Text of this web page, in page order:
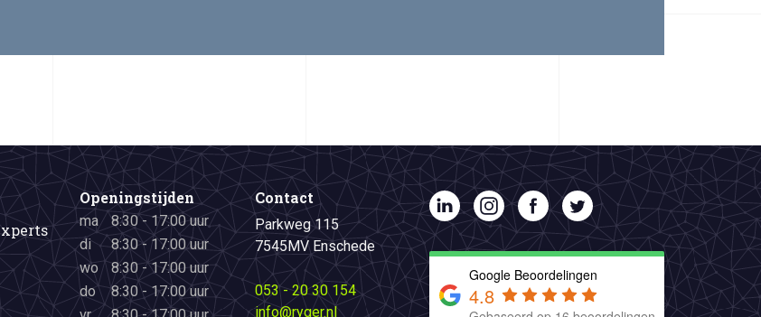
Openingstijden
ma
8:30 - 17:00 uur
di
8:30 - 17:00 uur
wo
8:30 - 17:00 uur
do
8:30 - 17:00 uur
Contact
Parkweg 115
7545MV Enschede
053 - 20 30 154
info@ryger.nl
Google Beoordelingen
4.8